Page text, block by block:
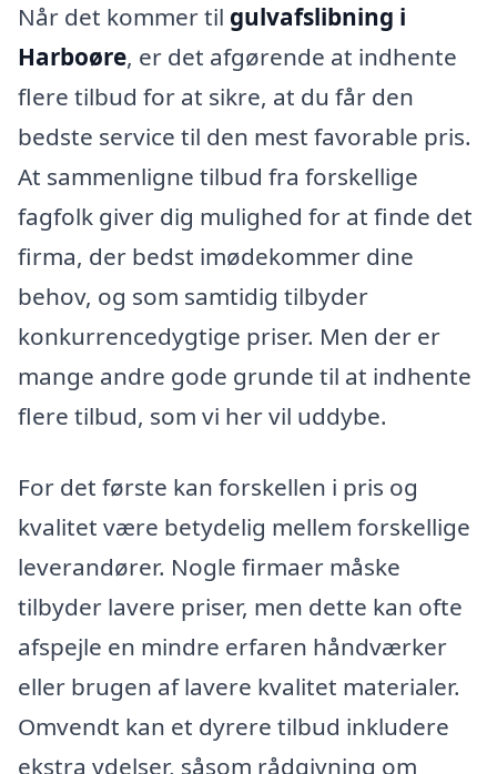
Når det kommer til gulvafslibning i
Harboøre, er det afgørende at indhente
flere tilbud for at sikre, at du får den
bedste service til den mest favorable pris.
At sammenligne tilbud fra forskellige
fagfolk giver dig mulighed for at finde det
firma, der bedst imødekommer dine
behov, og som samtidig tilbyder
konkurrencedygtige priser. Men der er
mange andre gode grunde til at indhente
flere tilbud, som vi her vil uddybe.
For det første kan forskellen i pris og
kvalitet være betydelig mellem forskellige
leverandører. Nogle firmaer måske
tilbyder lavere priser, men dette kan ofte
afspejle en mindre erfaren håndværker
eller brugen af lavere kvalitet materialer.
Omvendt kan et dyrere tilbud inkludere
ekstra ydelser, såsom rådgivning om